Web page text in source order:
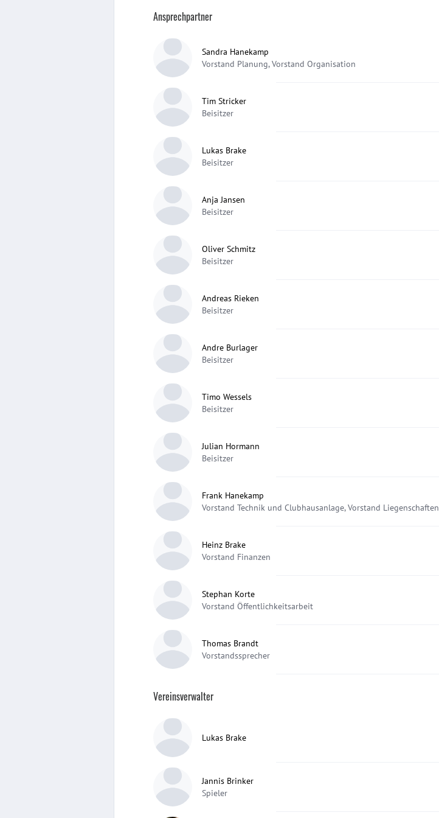
Ansprechpartner
Sandra Hanekamp
Vorstand Planung, Vorstand Organisation
Tim Stricker
Beisitzer
Lukas Brake
Beisitzer
Anja Jansen
Beisitzer
Oliver Schmitz
Beisitzer
Andreas Rieken
Beisitzer
Andre Burlager
Beisitzer
Timo Wessels
Beisitzer
Julian Hormann
Beisitzer
Frank Hanekamp
Vorstand Technik und Clubhausanlage, Vorstand Liegenschaften
Heinz Brake
Vorstand Finanzen
Stephan Korte
Vorstand Öffentlichkeitsarbeit
Thomas Brandt
Vorstandssprecher
Vereinsverwalter
Lukas Brake
Jannis Brinker
Spieler